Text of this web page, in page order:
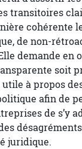
transitoires
cohérente
de non-
demande en
soit
à propos
afin de
de s’y
juridique.